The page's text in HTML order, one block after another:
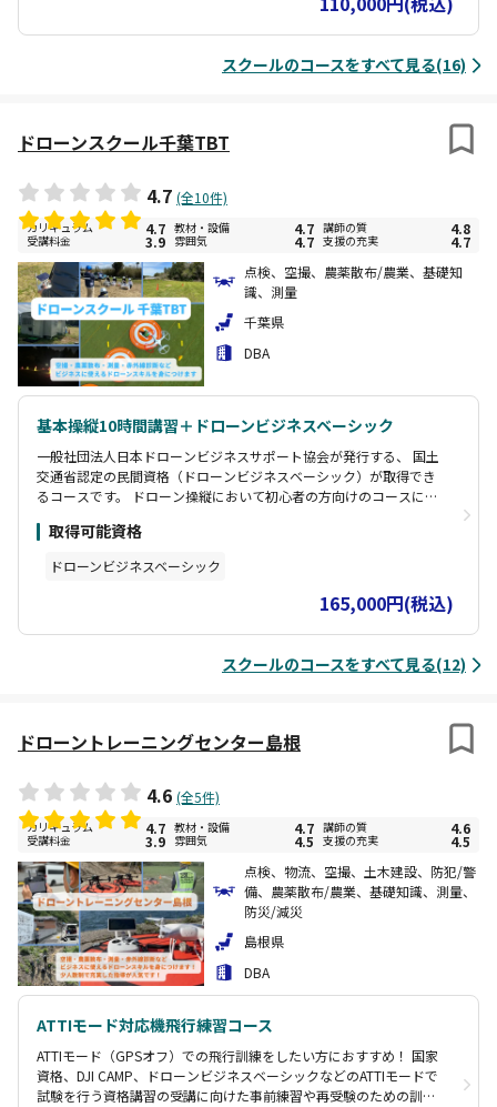
務経験を持つ、飛行時間1,000時間以上のベテランインストラクター
が指導します。 ＜速習訓練のカリキュラム内容＞ ・災害現場での活
動基礎学習 ・実データを使用した現場学習 ・インストラクターによ
るデモ飛行 ・短期間で災害活用の基本全般を体験
スクールのコースをすべて見る(16)
ドローンスクール千葉TBT
4.7 (全10件)
カリキュラム 4.7 教材・設備 4.7 講師の質 4.8
受講料金 3.9 雰囲気 4.7 支援の充実
4.7
点検、空撮、農薬散布/農業、基礎知
識、測量
千葉県
DBA
基本操縦10時間講習＋ドローンビジネスベーシック
一般社団法人日本ドローンビジネスサポート協会が発行する、 国土
交通省認定の民間資格（ドローンビジネスベーシック）が取得でき
るコースです。 ドローン操縦において初心者の方向けのコースにな
申請・ドローンの将来性・ドローンビジネスに関する知識など、 ド
練：基礎飛行（上下左右回転、8の字、旋回、空撮の基本など） こ
ちらのコース受講後、国家資格の取得を検討される方には、練習場
を特別価格で貸し出ししております！ ぜひ自主練にてご活用くださ
い（1時間あたり通常11,000円→3,300円）
取得可能資格
ドローンビジネスベーシック
165,000円(税込)
スクールのコースをすべて見る(12)
ドローントレーニングセンター島根
4.6 (全5件)
カリキュラム 4.7 教材・設備 4.7 講師の質 4.6
受講料金 3.9 雰囲気 4.5 支援の充実
4.5
点検、物流、空撮、土木建設、防犯/警
備、農薬散布/農業、基礎知識、測量、
防災/減災
島根県
DBA
ATTIモード対応機飛行練習コース
ATTIモード（GPSオフ）での飛行訓練をしたい方におすすめ！ 国家
資格、DJI CAMP、ドローンビジネスベーシックなどのATTIモードで
試験を行う資格講習の受講に向けた事前練習や再受験のための訓練